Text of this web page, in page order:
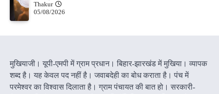
Thakur
05/08/2026
मुखियाजी। यूपी-एमपी में ग्राम प्रधान। बिहार-झारखंड में मुखिया। व्यापक
शब्द है। यह केवल पद नहीं है। जवाबदेही का बोध कराता है। पंच में
परमेश्वर का विश्वास दिलाता है। ग्राम पंचायत की बात हो। सरकारी-